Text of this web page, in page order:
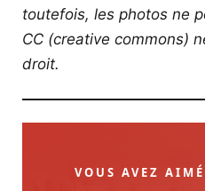
toutefois, les photos ne
CC (creative commons)
droit.
VOUS AVEZ